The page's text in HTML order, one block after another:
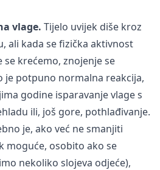
vlage. Tijelo uvijek diše kroz
ali kada se fizička aktivnost
krećemo, znojenje se
je potpuno normalna reakcija,
godine isparavanje vlage s
ili, još gore, pothlađivanje.
je, ako već ne smanjiti
moguće, osobito ako se
nekoliko slojeva odjeće),